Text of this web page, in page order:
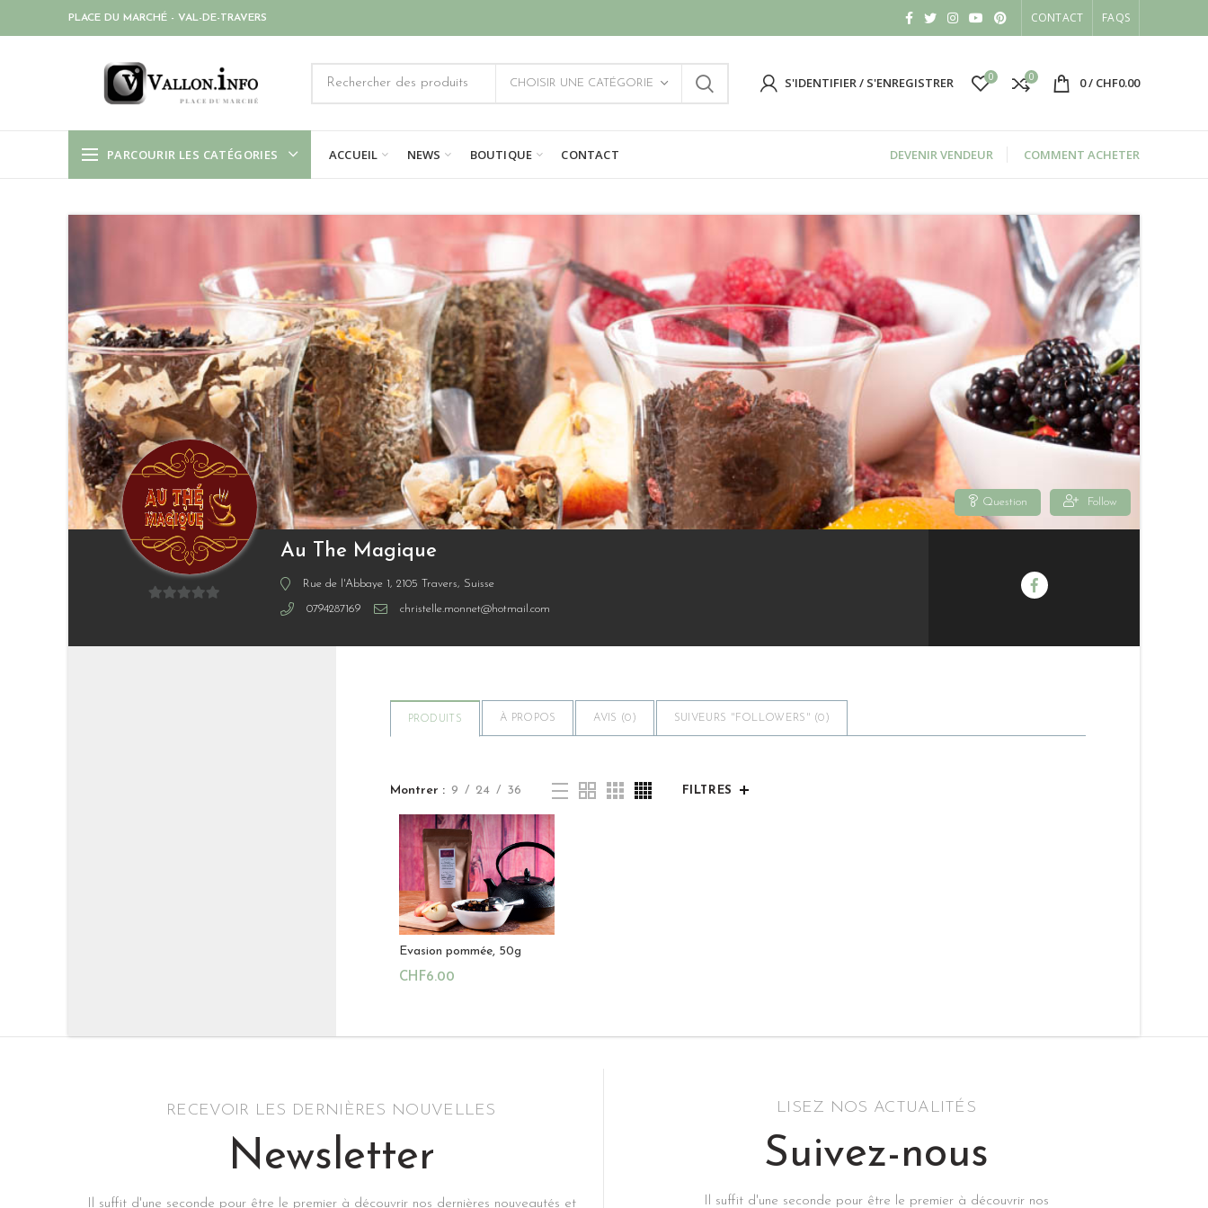
PLACE DU MARCHÉ - VAL-DE-TRAVERS CONTACT FAQS
CHOISIR UNE CATÉGORIE S'IDENTIFIER / S'ENREGISTRER 0 0 0/ CHF0.00
PARCOURIR LES CATÉGORIES ACCUEIL NEWS BOUTIQUE CONTACT DEVENIR VENDEUR COMMENT ACHETER
Au The Magique
Rue de l'Abbaye 1, 2105 Travers, Suisse
0794287169 christelle.monnet@hotmail.com
Question Follow
PRODUITS À PROPOS AVIS (0 ) SUIVEURS "FOLLOWERS" (0 )
Montrer 9 24 36 FILTRES
Evasion pommée, 50g
CHF6.00
RECEVOIR LES DERNIÈRES NOUVELLES
Newsletter
Il suffit d'une seconde pour être le premier à découvrir nos dernières nouveautés et
LISEZ NOS ACTUALITÉS
Suivez-nous
Il suffit d'une seconde pour être le premier à découvrir nos